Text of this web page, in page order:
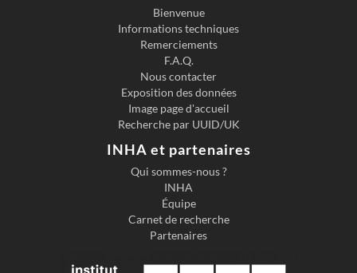
Bienvenue
Informations techniques
Remerciements
F.A.Q.
Nous contacter
Exposition des données
Image page d'accueil
Recherche par UUID/UK
INHA et partenaires
Qui sommes-nous ?
INHA
Équipe
Carnet de recherche
Partenaires